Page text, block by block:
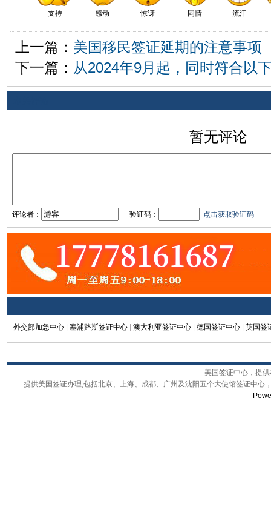
支持 感动 惊讶 同情 流汗
上一篇： 美国移民签证延期的注意事项
下一篇： 从2024年9月起，同时符合以
暂无评论
评论者： 验证码： 点击获取验证码
外交部加急中心 塞浦路斯签证中心 澳大利亚签证中心 德国签证中心 英国签
美国签证中心，提
提供美国签证办理,包括北京、上海、成都、广州及沈阳五个大使馆签证中